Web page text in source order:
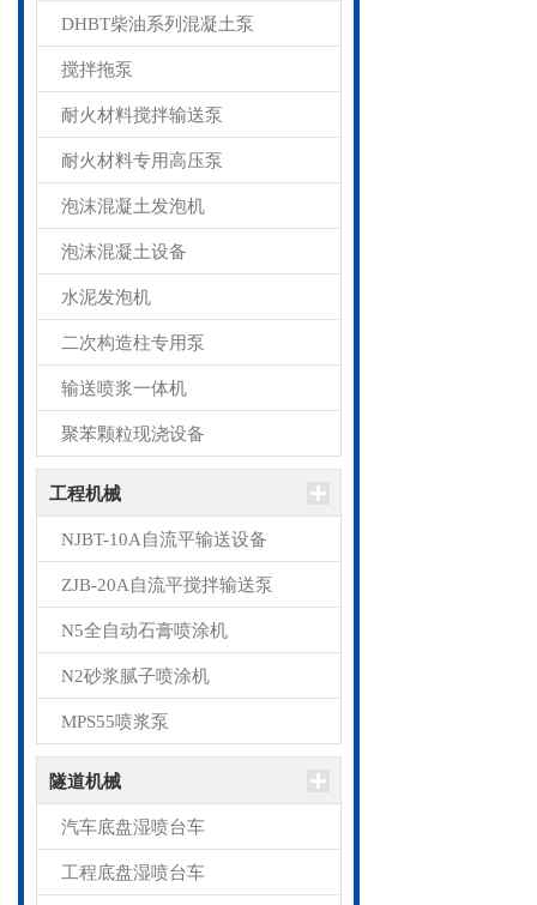
DHBT柴油系列混凝土泵
搅拌拖泵
耐火材料搅拌输送泵
耐火材料专用高压泵
泡沫混凝土发泡机
泡沫混凝土设备
水泥发泡机
二次构造柱专用泵
输送喷浆一体机
聚苯颗粒现浇设备
工程机械
NJBT-10A自流平输送设备
ZJB-20A自流平搅拌输送泵
N5全自动石膏喷涂机
N2砂浆腻子喷涂机
MPS55喷浆泵
隧道机械
汽车底盘湿喷台车
工程底盘湿喷台车